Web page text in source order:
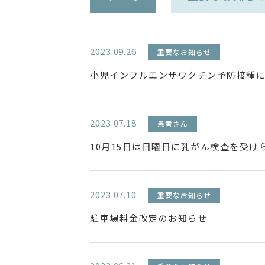
2023.09.26 重要なお知らせ
小児インフルエンザワクチン予防接種
2023.07.18 患者さん
10月15日は日曜日に乳がん検査を受け
2023.07.10 重要なお知らせ
駐車場料金改定のお知らせ